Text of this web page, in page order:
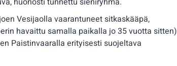
Vesijaolla vaarantuneet sitkaskääpä,
havaittu samalla paikalla jo 35 vuotta sitten)
Paistinvaaralla erityisesti suojeltava